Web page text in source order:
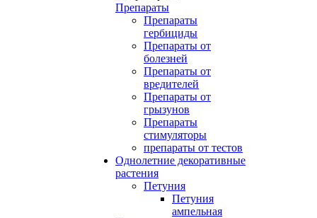
Препараты
Препараты
гербициды
Препараты от
болезней
Препараты от
вредителей
Препараты от
грызунов
Препараты
стимуляторы
препараты от тестов
Однолетние декоративные
растения
Петуния
Петуния
ампельная